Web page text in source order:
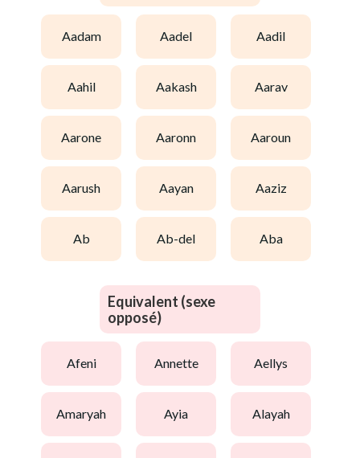
aadam aadel aadil
aahil aakash aarav
aarone aaronn aaroun
aarush aayan aaziz
ab ab-del aba
Equivalent (sexe
opposé)
afeni annette aellys
amaryah ayia alayah